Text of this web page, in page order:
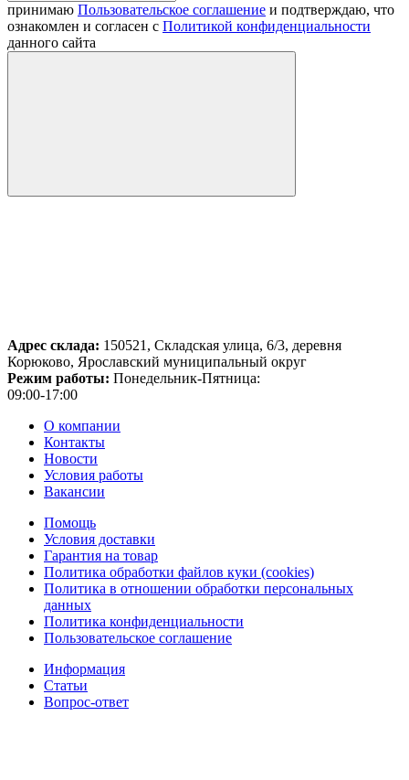
принимаю Пользовательское соглашение и подтверждаю, что
ознакомлен и согласен с Политикой конфиденциальности
данного сайта
Адрес склада: 150521, Складская улица, 6/3, деревня
Корюково, Ярославский муниципальный округ
Режим работы: Понедельник-Пятница:
09:00-17:00
О компании
Контакты
Новости
Условия работы
Вакансии
Помощь
Условия доставки
Гарантия на товар
Политика обработки файлов куки (cookies)
Политика в отношении обработки персональных
данных
Политика конфиденциальности
Пользовательское соглашение
Информация
Статьи
Вопрос-ответ